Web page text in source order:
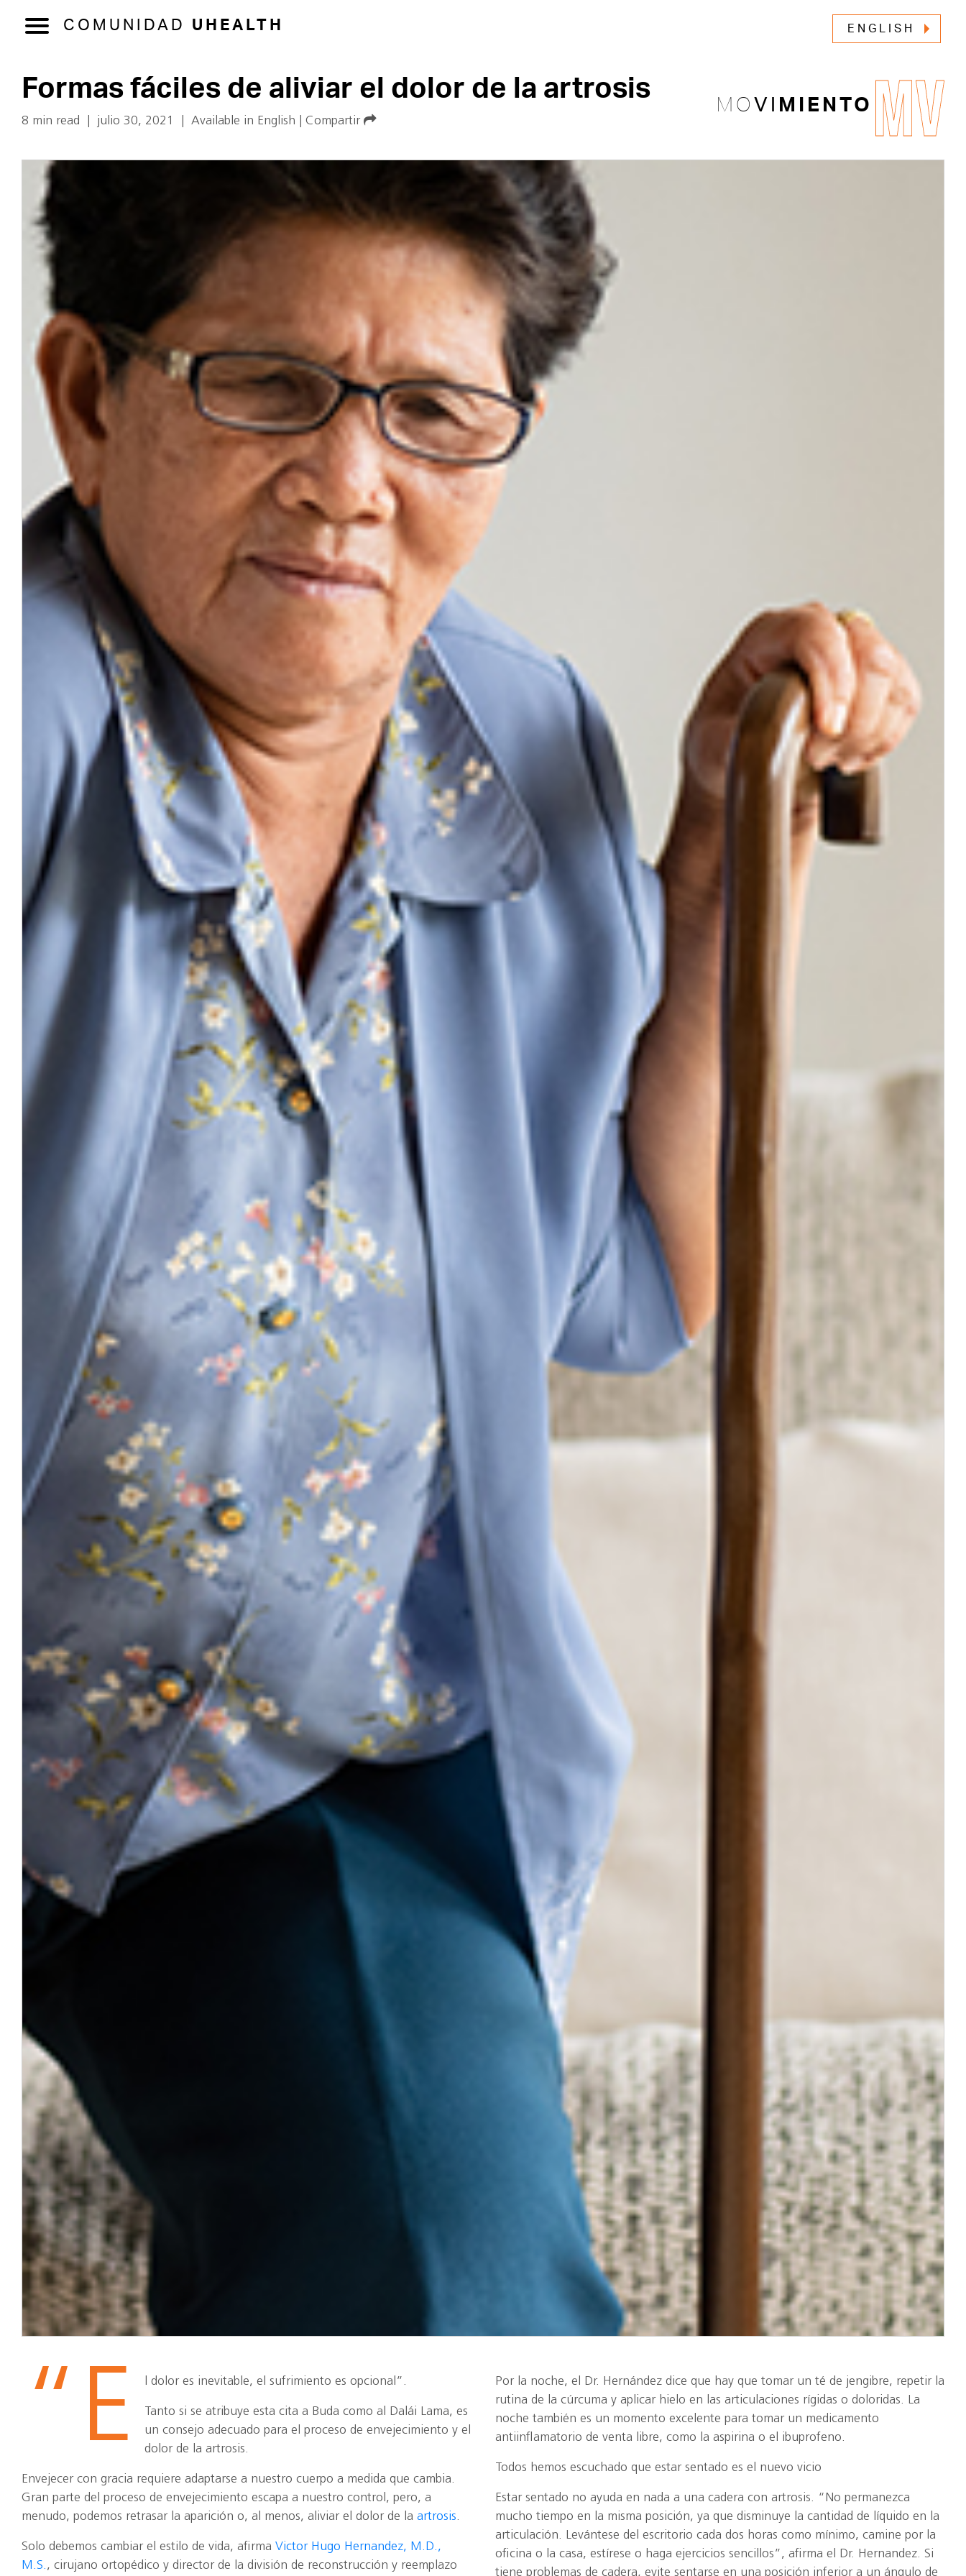
COMUNIDAD UHEALTH ENGLISH
MO VI MIENTO MV
Formas fáciles de aliviar el dolor de la artrosis
8 min read julio 30, 2021 Available in English Compartir
“E l dolor es inevitable, el sufrimiento es opcional”.
Tanto si se atribuye esta cita a Buda como al Dalái Lama, es
un consejo adecuado para el proceso de envejecimiento y el
dolor de la artrosis.
Envejecer con gracia requiere adaptarse a nuestro cuerpo a medida que cambia.
Gran parte del proceso de envejecimiento escapa a nuestro control, pero, a
menudo, podemos retrasar la aparición o, al menos, aliviar el dolor de la artrosis.
Solo debemos cambiar el estilo de vida, afirma Victor Hugo Hernandez, M.D.,
M.S., cirujano ortopédico y director de la división de reconstrucción y reemplazo
Por la noche, el Dr. Hernández dice que hay que tomar un té de jengibre, repetir la
rutina de la cúrcuma y aplicar hielo en las articulaciones rígidas o doloridas. La
noche también es un momento excelente para tomar un medicamento
antiinflamatorio de venta libre, como la aspirina o el ibuprofeno.
Todos hemos escuchado que estar sentado es el nuevo vicio
Estar sentado no ayuda en nada a una cadera con artrosis. “No permanezca
mucho tiempo en la misma posición, ya que disminuye la cantidad de líquido en la
articulación. Levántese del escritorio cada dos horas como mínimo, camine por la
oficina o la casa, estírese o haga ejercicios sencillos”, afirma el Dr. Hernandez. Si
tiene problemas de cadera, evite sentarse en una posición inferior a un ángulo de